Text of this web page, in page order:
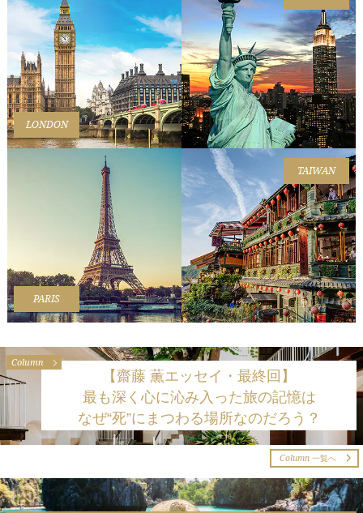
LONDON
PARIS
TAIWAN
【齋藤 薫エッセイ・最終回】
最も深く心に沁み入った旅の記憶は
なぜ“死”にまつわる場所なのだろう？
Column
Column一覧へ